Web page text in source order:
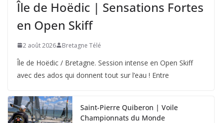
Île de Hoëdic | Sensations Fortes
en Open Skiff
2 août 2026 Bretagne Télé
Île de Hoëdic / Bretagne. Session intense en Open Skiff
avec des ados qui donnent tout sur l’eau ! Entre
Saint-Pierre Quiberon | Voile
Championnats du Monde